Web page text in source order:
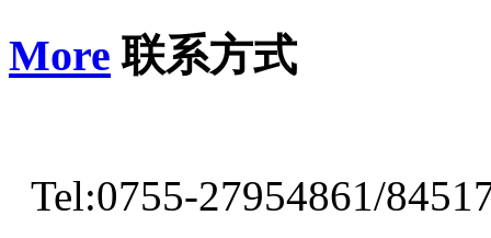
More 联系方式
Tel:0755-27954861/